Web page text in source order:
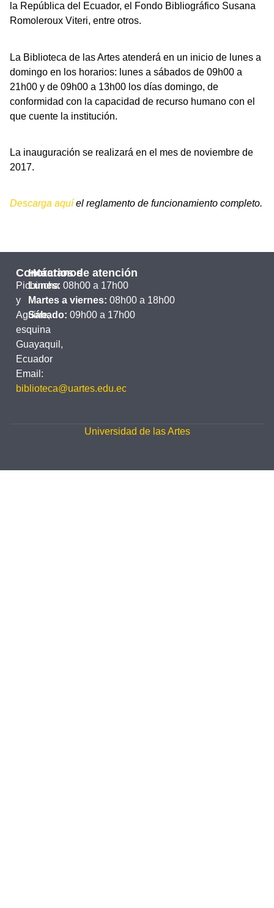
la República del Ecuador, el Fondo Bibliográfico Susana
Romoleroux Viteri, entre otros.
La Biblioteca de las Artes atenderá en un inicio de lunes a
domingo en los horarios: lunes a sábados de 09h00 a
21h00 y de 09h00 a 13h00 los días domingo, de
conformidad con la capacidad de recurso humano con el
que cuente la institución.
La inauguración se realizará en el mes de noviembre de
2017.
Descarga aquíel reglamento de funcionamiento completo.
Contáctanos
Pichincha
y
Aguirre,
esquina
Guayaquil,
Ecuador
Email:
biblioteca@uartes.edu.ec
Horarios de atención
Lunes: 08h00 a 17h00
Martes a viernes: 08h00 a 18h00
Sábado: 09h00 a 17h00
Universidad de las Artes